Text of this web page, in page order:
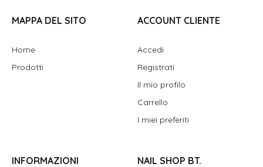
MAPPA DEL SITO
Home
Prodotti
ACCOUNT CLIENTE
Accedi
Registrati
Il mio profilo
Carrello
I miei preferiti
INFORMAZIONI NAIL SHOP BT.